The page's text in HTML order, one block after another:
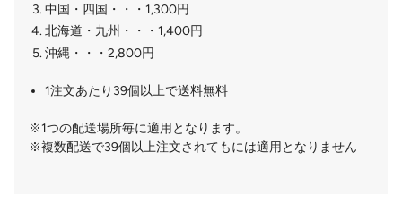
中国・四国・・・1,300円
北海道・九州・・・1,400円
沖縄・・・2,800円
1注文あたり39個以上で送料無料
※1つの配送場所毎に適用となります。
※複数配送で39個以上注文されてもには適用となりません